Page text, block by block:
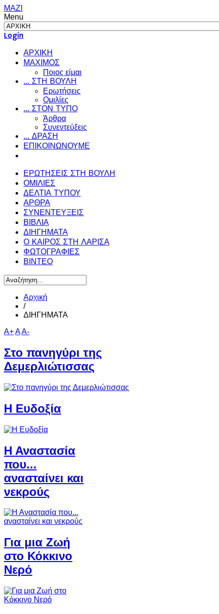
ΜΑΖΙ
Menu
Login
ΑΡΧΙΚΗ
ΜΑΧΙΜΟΣ
Ποιος είμαι
... ΣΤΗ ΒΟΥΛΗ
Ερωτήσεις
Ομιλίες
... ΣΤΟΝ ΤΥΠΟ
Άρθρα
Συνεντεύξεις
... ΔΡΑΣΗ
ΕΠΙΚΟΙΝΩΝΟΥΜΕ
ΕΡΩΤΗΣΕΙΣ ΣΤΗ ΒΟΥΛΗ
ΟΜΙΛΙΕΣ
ΔΕΛΤΙΑ ΤΥΠΟΥ
ΑΡΘΡΑ
ΣΥΝΕΝΤΕΥΞΕΙΣ
ΒΙΒΛΙΑ
ΔΙΗΓΗΜΑΤΑ
Ο ΚΑΙΡΟΣ ΣΤΗ ΛΑΡΙΣΑ
ΦΩΤΟΓΡΑΦΙΕΣ
ΒΙΝΤΕΟ
Αρχική
/
ΔΙΗΓΗΜΑΤΑ
A+AA-
Στο πανηγύρι της
Δεμερλιώτισσας
Η Ευδοξία
Η Αναστασία
που...
ανασταίνει και
νεκρούς
Για μια Ζωή
στο Κόκκινο
Νερό